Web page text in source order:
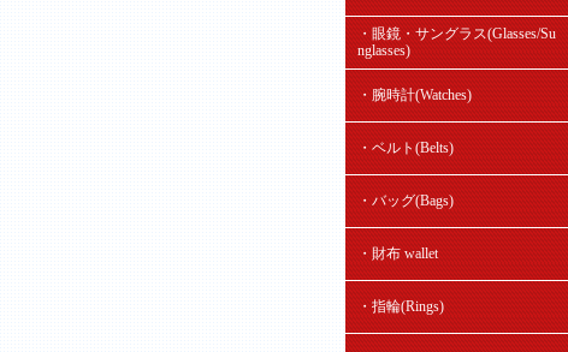
・眼鏡・サングラス(Glasses/Su
nglasses)
・腕時計(Watches)
・ベルト(Belts)
・バッグ(Bags)
・財布 wallet
・指輪(Rings)